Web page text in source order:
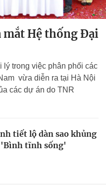
mắt Hệ thống Đại
trong việc phân phối các
vừa diễn ra tại Hà Nội
các dự án do TNR
tiết lộ dàn sao khủng
tĩnh sống'